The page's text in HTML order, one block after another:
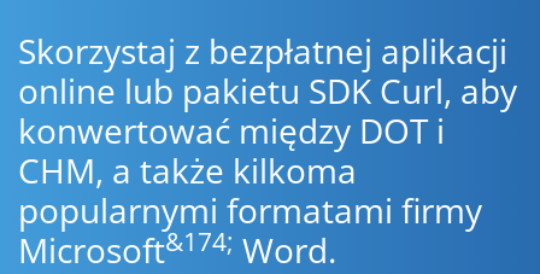
Skorzystaj z bezpłatnej aplikacji
online lub pakietu SDK Curl, aby
konwertować między DOT i
CHM, a także kilkoma
popularnymi formatami firmy
Microsoft&174; Word.